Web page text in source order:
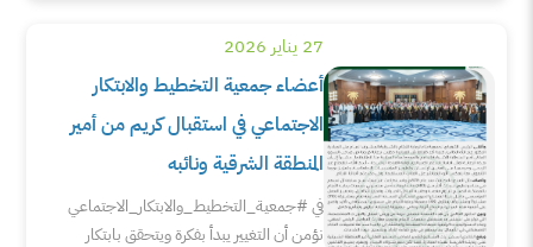
27 يناير 2026
أعضاء جمعية التخطيط والابتكار
الاجتماعي في استقبال كريم من أمير
المنطقة الشرقية ونائبه
في ⁧‫#جمعية_التخطيط_والابتكار_الاجتماعي‬⁩
نؤمن أن التغيير يبدأ بفكرة ويتحقق بابتكار